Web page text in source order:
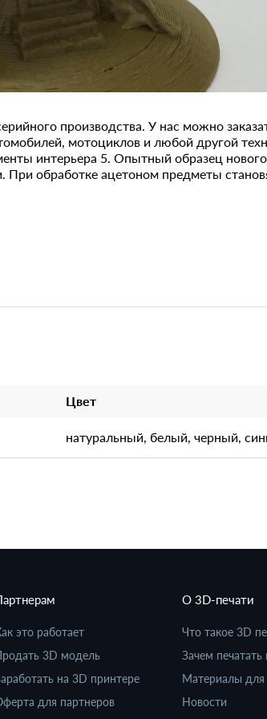
производства. У нас можно
мотоциклов и любой другой
интерьера 5. Опытный образец
обработке ацетоном предметы
Цвет
натуральный, белый, черный,
это работает
3D модель
на 3D принтере
для партнеров
О 3D-печати
Что такое 3D
Зачем печатать
Материалы для
Новости